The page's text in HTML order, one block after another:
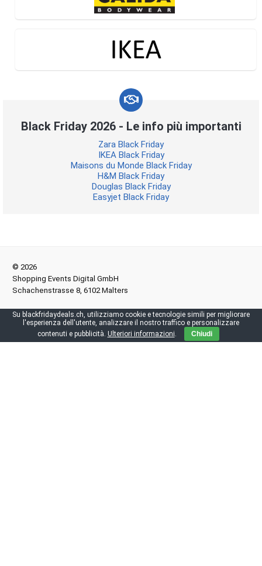
Black Friday 2026 - Le info più importanti
Zara Black Friday
IKEA Black Friday
Maisons du Monde Black Friday
H&M Black Friday
Douglas Black Friday
Easyjet Black Friday
© 2026
Shopping Events Digital GmbH
Schachenstrasse 8, 6102 Malters
Codice di impronta|Sulla privacy|Direttive pubblicazione
Se acquistate qualcosa sul nostro sito, potremmo ricevere una
Su blackfridaydeals.ch, utilizziamo cookie e tecnologie simili per migliorare
l'esperienza dell'utente, analizzare il nostro traffico e personalizzare
contenuti e pubblicità. Ulteriori informazioni. Chiudi